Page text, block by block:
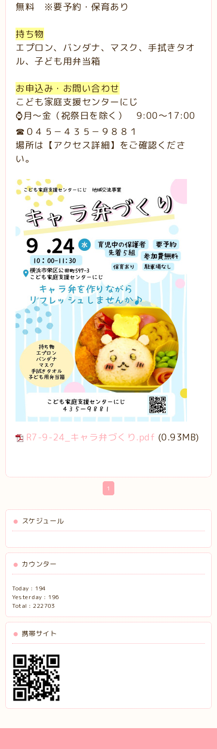
無料 ※要予約・保育あり
持ち物
エプロン、バンダナ、マスク、手拭きタオ
ル、子ども用弁当箱
お申込み・お問い合わせ
こども家庭支援センターにじ
⌚月～金（祝祭日を除く） 9:00～17:00
☎０４５－４３５－９８８１
場所は【アクセス詳細】をご確認くださ
い。
R7-9-24_キャラ弁づくり.pdf (0.93MB)
1
スケジュール
カウンター
Today : 194
Yesterday : 196
Total :222703
携帯サイト